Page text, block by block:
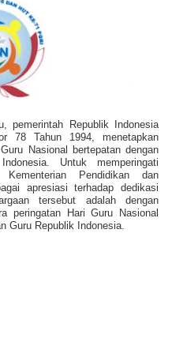
pemerintah Republik Indonesia
78 Tahun 1994, menetapkan
Nasional bertepatan dengan
Untuk memperingati
Pendidikan dan
apresiasi terhadap dedikasi
tersebut adalah dengan
peringatan Hari Guru Nasional
Guru Republik Indonesia.